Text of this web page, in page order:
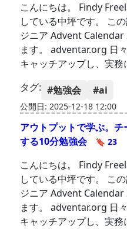
こんにちは。 Findy
している中坪です。 こ
ジニア Advent Calendar
ます。 adventar.org 日
キャッチアップし、実務
タグ: #勉強会 #ai
公開日: 2025-12-18 12:00
アウトプットで学ぶ。
する10分勉強会
🔖 23
こんにちは。 Findy
している中坪です。 こ
ジニア Advent Calendar
ます。 adventar.org 日
キャッチアップし、実務